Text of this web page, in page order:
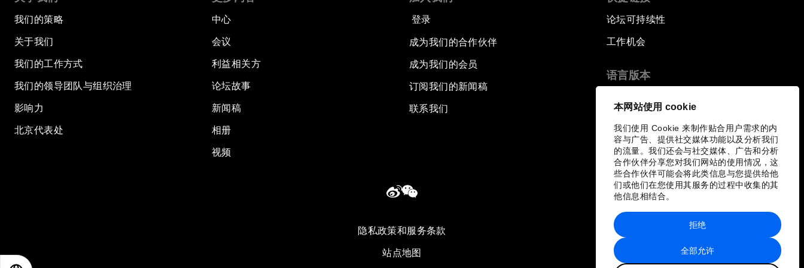
本网站使用 cookie
我们使用 Cookie 来制作贴合用户需求的内
容与广告、提供社交媒体功能以及分析我们
的流量。我们还会与社交媒体、广告和分析
合作伙伴分享您对我们网站的使用情况，这
些合作伙伴可能会将此类信息与您提供给他
们或他们在您使用其服务的过程中收集的其
他信息相结合。
全部允许
拒绝
我们的策略
关于我们
我们的工作方式
我们的领导团队与组织治理
影响力
北京代表处
中心
会议
利益相关方
论坛故事
新闻稿
相册
视频
登录
成为我们的合作伙伴
成为我们的会员
订阅我们的新闻稿
联系我们
论坛可持续性
工作机会
语言版本
隐私政策和服务条款
站点地图